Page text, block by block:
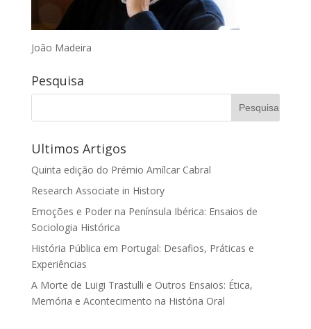
João Madeira
Pesquisa
Ultimos Artigos
Quinta edição do Prémio Amílcar Cabral
Research Associate in History
Emoções e Poder na Península Ibérica: Ensaios de
Sociologia Histórica
História Pública em Portugal: Desafios, Práticas e
Experiências
A Morte de Luigi Trastulli e Outros Ensaios: Ética,
Memória e Acontecimento na História Oral